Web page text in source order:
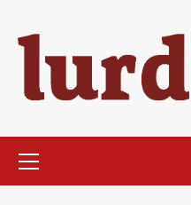
content
Menu